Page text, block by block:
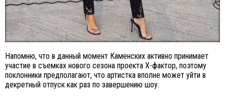
Напомню, что в данный момент Каменских активно принимает
участие в съемках нового сезона проекта Х-фактор, поэтому
поклонники предполагают, что артистка вполне может уйти в
декретный отпуск как раз по завершению шоу.